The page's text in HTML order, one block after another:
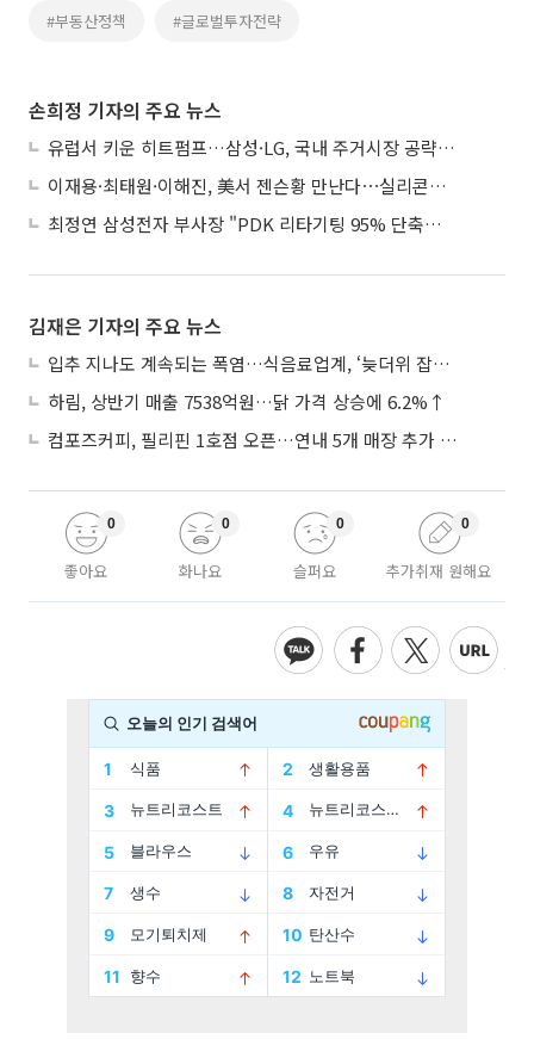
#부동산정책 #글로벌투자전략
손희정 기자의 주요 뉴스
유럽서 키운 히트펌프…삼성·LG, 국내 주거시장 공략 ‘속도’
이재용·최태원·이해진, 美서 젠슨황 만난다⋯실리콘밸리 집결하는 AI리더
최정연 삼성전자 부사장 "PDK 리타기팅 95% 단축…에이전트 AI 시범 활용"
김재은 기자의 주요 뉴스
입추 지나도 계속되는 폭염…식음료업계, ‘늦더위 잡기’ 전력 투구
하림, 상반기 매출 7538억원…닭 가격 상승에 6.2%↑
컴포즈커피, 필리핀 1호점 오픈…연내 5개 매장 추가 출점
좋아요
0
화나요
0
슬퍼요
0
추가취재 원해요
0